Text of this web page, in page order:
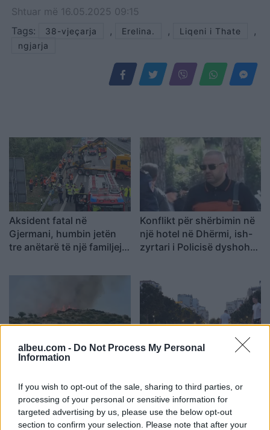
albeu.com - Do Not Process My Personal
Information
If you wish to opt-out of the sale, sharing to third parties, or
processing of your personal or sensitive information for
targeted advertising by us, please use the below opt-out
section to confirm your selection. Please note that after your
Shtuar më 16.05.2025 09:15
Tags:
38-vjeçarja , Erelina. , Liqeni i Thate ,
ngjarja
Aksident fatal në
Gjermani, humbin jetën
tre anëtarë të një familjeje
ktheheshin nga Kosova
Konflikt për shërbimin në
një hotel në Dhërmi, ish-
zyrtari i Policisë dyshohet
Raportohen 25 vatra zjarri
aktive dhe ndërhyrjet
vijojnë nga toka e ajri
në vit për të arritur
“pragun e lumturisë”